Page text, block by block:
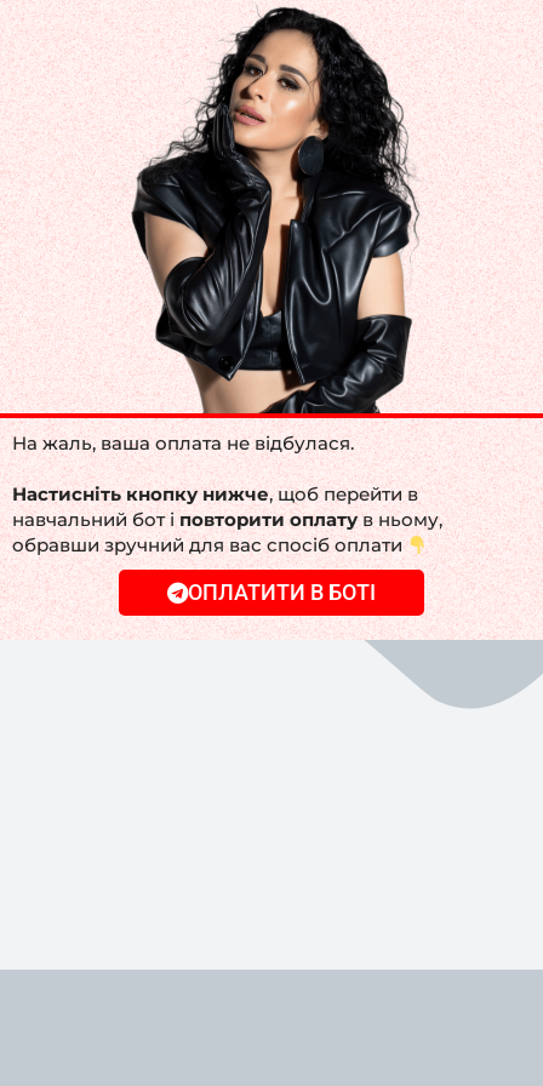
На жаль, ваша оплата не відбулася.
Настисніть кнопку нижче, щоб перейти в
навчальний бот іповторити оплатув ньому,
обравши зручний для вас спосіб оплати
ОПЛАТИТИ В БОТІ